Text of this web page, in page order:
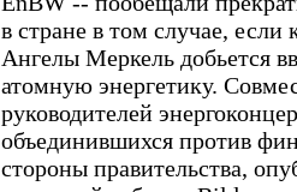
в стране в том случае, если
Ангелы Меркель добьется
атомную энергетику.
руководителей
объединившихся против
стороны правительства,